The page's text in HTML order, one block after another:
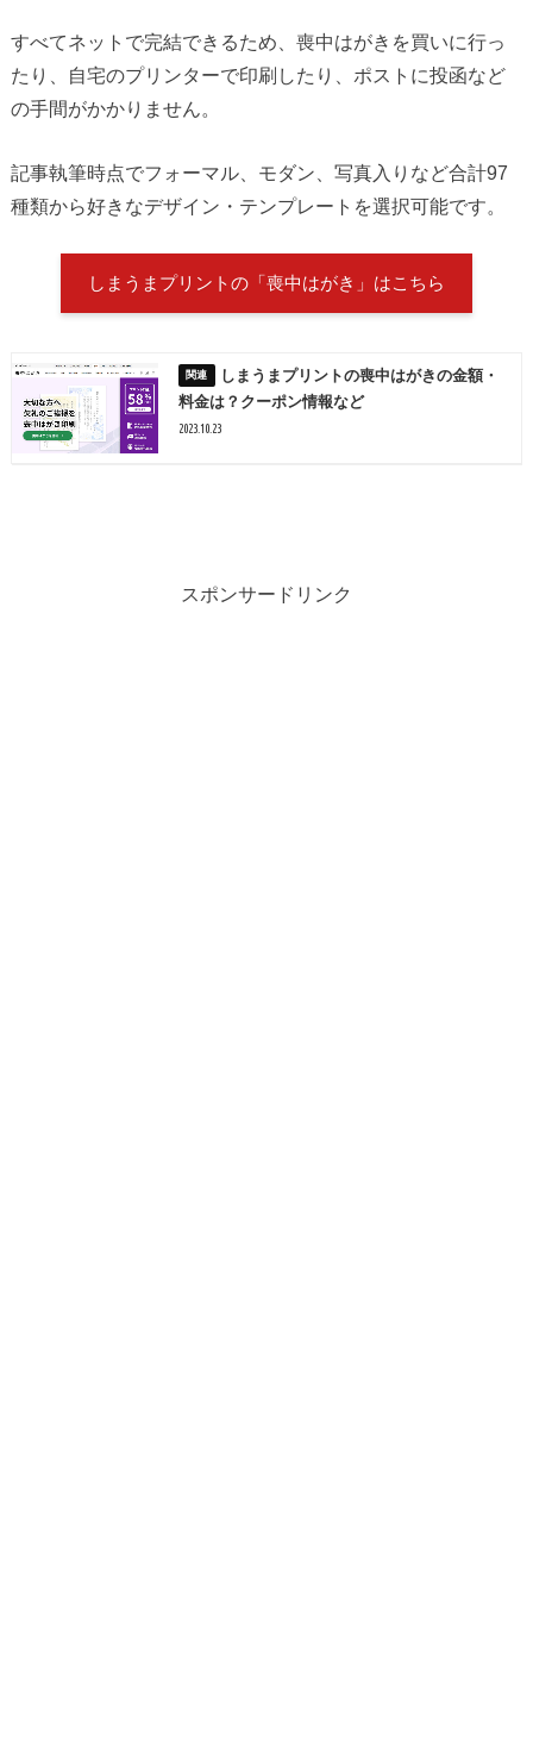
すべてネットで完結できるため、喪中はがきを買いに行っ
たり、自宅のプリンターで印刷したり、ポストに投函など
の手間がかかりません。
記事執筆時点でフォーマル、モダン、写真入りなど合計97
種類から好きなデザイン・テンプレートを選択可能です。
しまうまプリントの「喪中はがき」はこちら
しまうまプリントの喪中はがきの金額・
料金は？クーポン情報など
2023.10.23
スポンサードリンク